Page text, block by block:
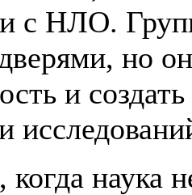
с НЛО.
но
и
наука